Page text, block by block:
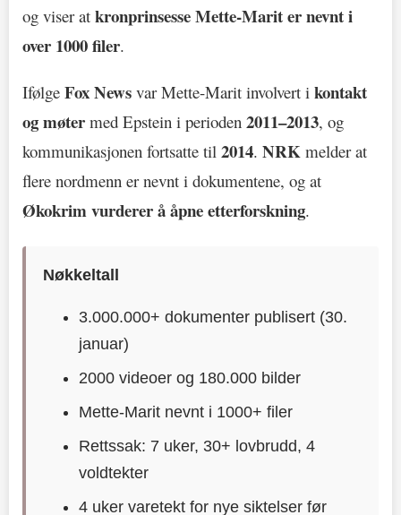
og viser at kronprinsesse Mette-Marit er nevnt i
over 1000 filer.
Ifølge Fox News var Mette-Marit involvert i kontakt
og møter med Epstein i perioden 2011–2013, og
kommunikasjonen fortsatte til 2014. NRK melder at
flere nordmenn er nevnt i dokumentene, og at
Økokrim vurderer å åpne etterforskning.
Nøkkeltall
3.000.000+ dokumenter publisert (30.
januar)
2000 videoer og 180.000 bilder
Mette-Marit nevnt i 1000+ filer
Rettssak: 7 uker, 30+ lovbrudd, 4
voldtekter
4 uker varetekt for nye siktelser før